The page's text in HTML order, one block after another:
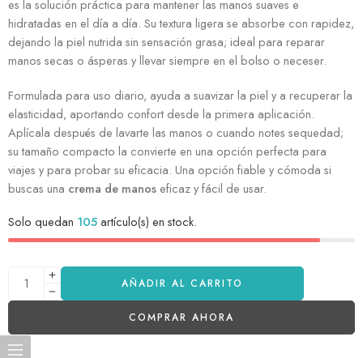
es la solución práctica para mantener las manos suaves e
hidratadas en el día a día. Su textura ligera se absorbe con rapidez,
dejando la piel nutrida sin sensación grasa; ideal para reparar
manos secas o ásperas y llevar siempre en el bolso o neceser.
Formulada para uso diario, ayuda a suavizar la piel y a recuperar la
elasticidad, aportando confort desde la primera aplicación.
Aplícala después de lavarte las manos o cuando notes sequedad;
su tamaño compacto la convierte en una opción perfecta para
viajes y para probar su eficacia. Una opción fiable y cómoda si
buscas una crema de manos eficaz y fácil de usar.
Solo quedan 105artículo(s) en stock.
AÑADIR AL CARRITO
COMPRAR AHORA